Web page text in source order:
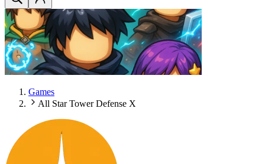
Games
All Star Tower Defense X